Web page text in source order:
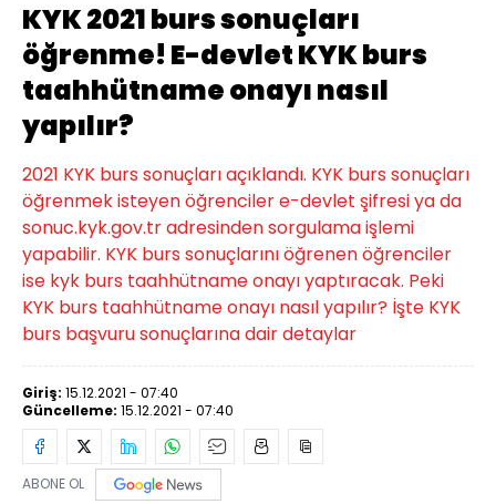
KYK 2021 burs sonuçları
öğrenme! E-devlet KYK burs
taahhütname onayı nasıl
yapılır?
2021 KYK burs sonuçları açıklandı. KYK burs sonuçları
öğrenmek isteyen öğrenciler e-devlet şifresi ya da
sonuc.kyk.gov.tr adresinden sorgulama işlemi
yapabilir. KYK burs sonuçlarını öğrenen öğrenciler
ise kyk burs taahhütname onayı yaptıracak. Peki
KYK burs taahhütname onayı nasıl yapılır? İşte KYK
burs başvuru sonuçlarına dair detaylar
Giriş: 15.12.2021 - 07:40
Güncelleme: 15.12.2021 - 07:40
ABONE OL